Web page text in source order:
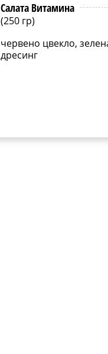
Салата Витамина
(250 гр)
червено цвекло,
дресинг